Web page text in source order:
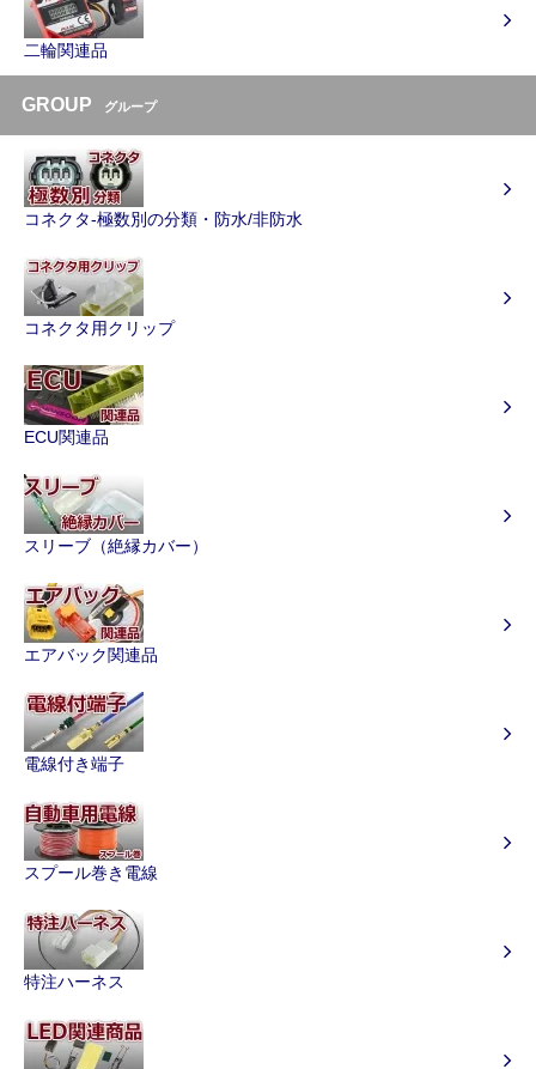
二輪関連品
GROUP グループ
コネクタ-極数別の分類・防水/非防水
コネクタ用クリップ
ECU関連品
スリーブ（絶縁カバー）
エアバック関連品
電線付き端子
スプール巻き電線
特注ハーネス